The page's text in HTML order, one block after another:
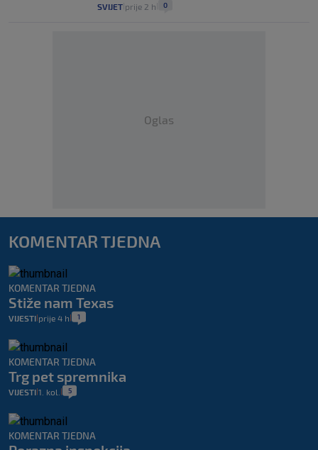
SVIJET prije 2 h 0
Oglas
KOMENTAR TJEDNA
KOMENTAR TJEDNA
Stiže nam Texas
VIJESTI prije 4 h 1
KOMENTAR TJEDNA
Trg pet spremnika
VIJESTI 1. kol. 5
KOMENTAR TJEDNA